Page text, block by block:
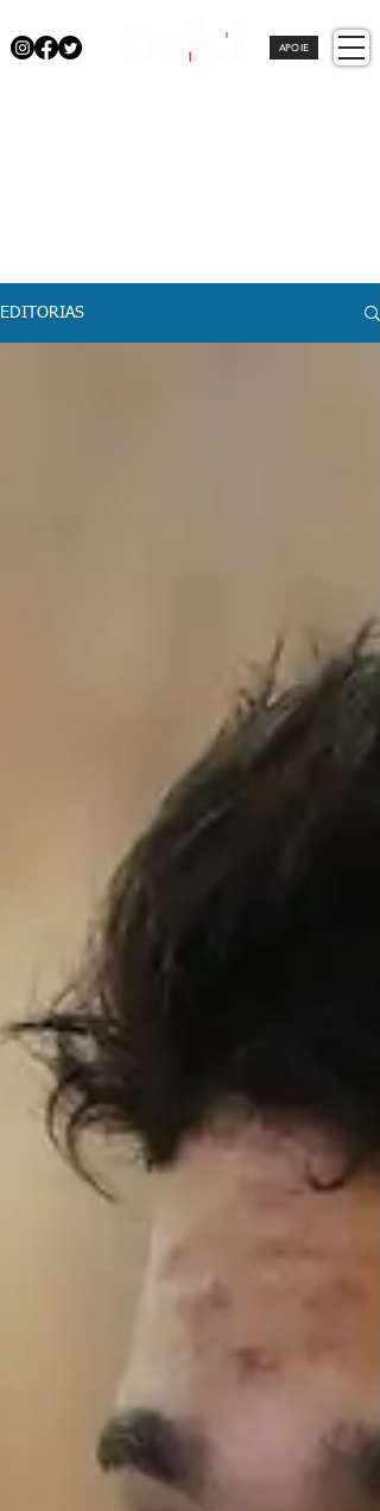
APOIE
EDITORIAS